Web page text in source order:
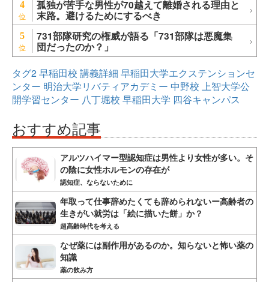
4 孤独が苦手な男性が70越えて離婚される理由と
末路。避けるためにするべき
5 731部隊研究の権威が語る「731部隊は悪魔集
団だったのか？」
タグ2早稲田校 講義詳細 早稲田大学エクステンションセ
ンター 明治大学リバティアカデミー 中野校 上智大学公
開学習センター 八丁堀校 早稲田大学 四谷キャンパス
おすすめ記事
アルツハイマー型認知症は男性より女性が多い。そ
の陰に女性ホルモンの存在が
認知症、ならないために
年取って仕事辞めたくても辞められないー高齢者の
生きがい就労は「絵に描いた餅」か？
超高齢時代を考える
なぜ薬には副作用があるのか。知らないと怖い薬の
知識
薬の飲み方